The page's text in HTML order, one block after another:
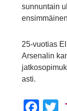
sunnuntain
25-vuotias
Arsenalin
asti.